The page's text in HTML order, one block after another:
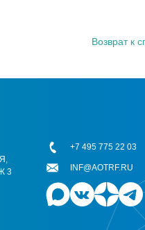
Возврат к
3
+7 495 775 22 03
INF@AOTRF.RU